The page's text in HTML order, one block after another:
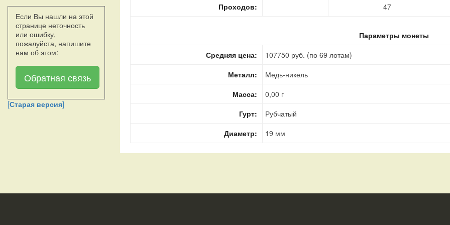
Если Вы нашли на этой
странице неточность
или ошибку,
пожалуйста, напишите
нам об этом:
Обратная связь
[Старая версия]
Проходов:
47
Параметры монеты
Средняя цена:
107750 руб. (по 69 лотам)
Металл:
Медь-никель
Масса:
0,00 г
Гурт:
Рубчатый
Диаметр:
19 мм